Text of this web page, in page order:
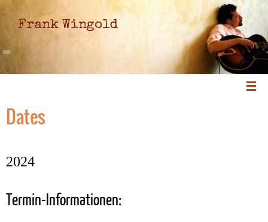
Frank Wingold
Dates
2024
Termin-Informationen: